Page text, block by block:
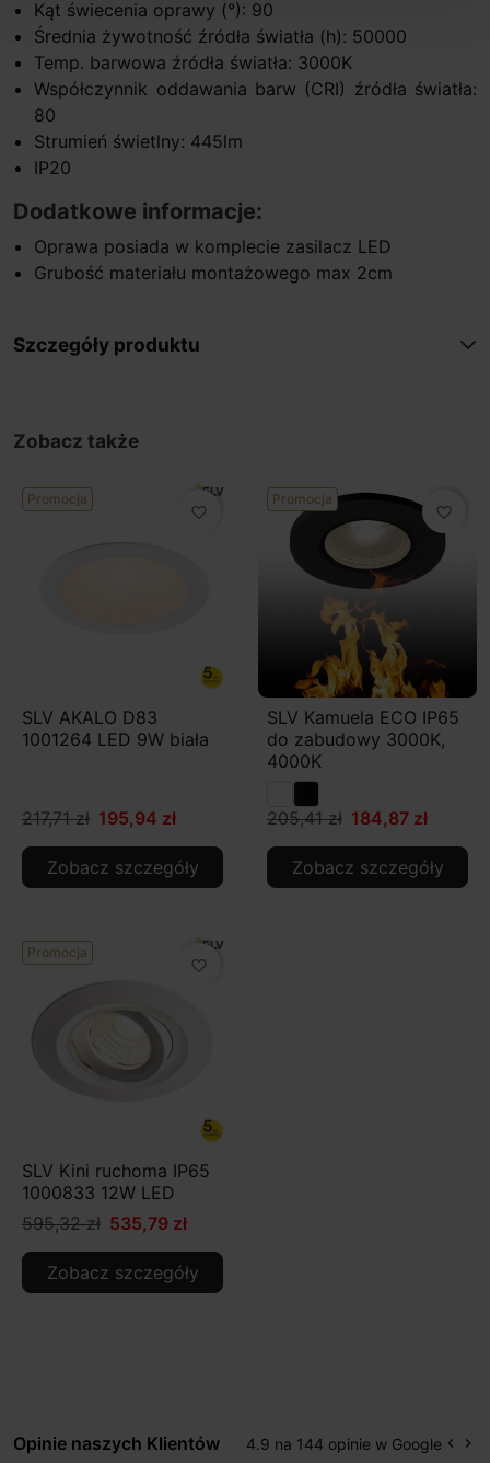
Kąt świecenia oprawy (°): 90
Średnia żywotność źródła światła (h): 50000
Temp. barwowa źródła światła: 3000K
Współczynnik oddawania barw (CRI) źródła światła:
80
Strumień świetlny: 445lm
IP20
Dodatkowe informacje:
Oprawa posiada w komplecie zasilacz LED
Grubość materiału montażowego max 2cm
Szczegóły produktu
Zobacz także
Promocja
favorite_border
SLV AKALO D83
1001264 LED 9W biała
217,71 zł 195,94 zł
Zobacz szczegóły
Promocja
favorite_border
SLV Kamuela ECO IP65
do zabudowy 3000K,
4000K
205,41 zł 184,87 zł
Zobacz szczegóły
Promocja
favorite_border
SLV Kini ruchoma IP65
1000833 12W LED
595,32 zł 535,79 zł
Zobacz szczegóły
Opinie naszych Klientów 4.9 na 144 opinie w Google keyboard_arrow_left keyboard_arrow_right